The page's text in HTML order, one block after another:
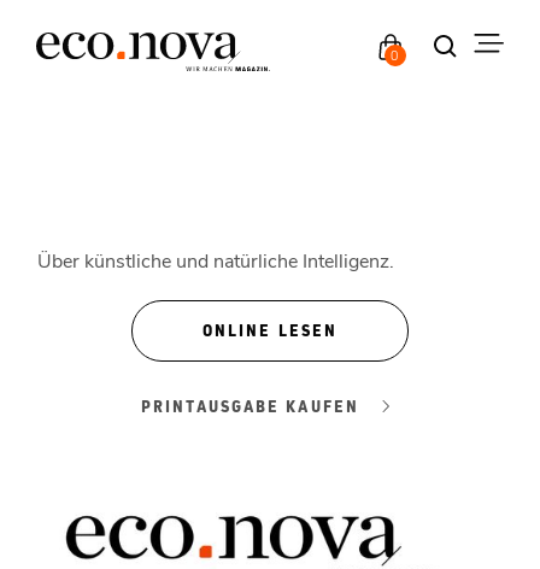
0
Über künstliche und natürliche Intelligenz.
ONLINE LESEN
PRINTAUSGABE KAUFEN